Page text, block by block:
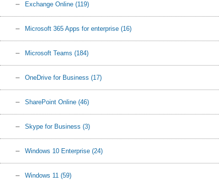
Exchange Online (119)
Microsoft 365 Apps for enterprise (16)
Microsoft Teams (184)
OneDrive for Business (17)
SharePoint Online (46)
Skype for Business (3)
Windows 10 Enterprise (24)
Windows 11 (59)